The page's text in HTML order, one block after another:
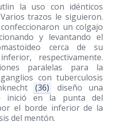
la uso con idénticos
trazos le siguieron.
un colgajo
y levantando el
cerca de su
respectivamente.
paralelas para la
con tuberculosis
(36)
diseño una
inició en la punta del
el borde inferior de la
del mentón.